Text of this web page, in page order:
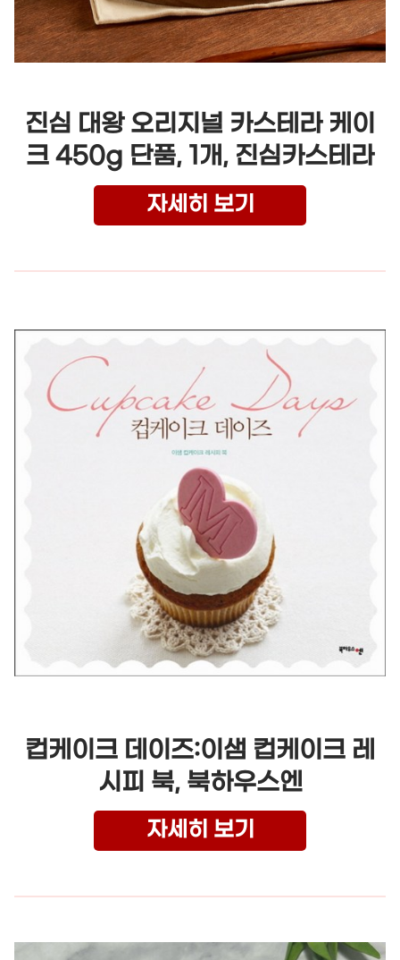
진심 대왕 오리지널 카스테라 케이
크 450g 단품, 1개, 진심카스테라
자세히 보기
컵케이크 데이즈:이샘 컵케이크 레
시피 북, 북하우스엔
자세히 보기